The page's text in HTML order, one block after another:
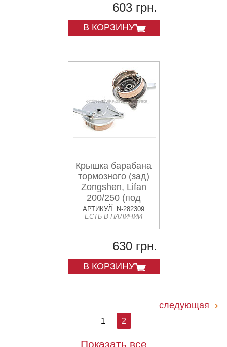
603 грн.
В КОРЗИНУ
Крышка барабана
тормозного (зад)
Zongshen, Lifan
200/250 (под
литой диск)
(+колодки)
KOMATCU
АРТИКУЛ: N-282309
ЕСТЬ В НАЛИЧИИ
630 грн.
В КОРЗИНУ
следующая
1 2
Показать все